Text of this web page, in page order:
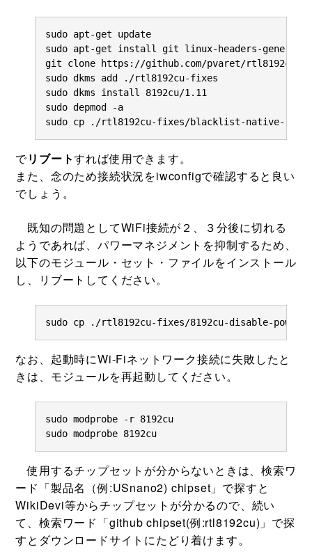
sudo apt-get update
sudo apt-get install git linux-headers-generic
git clone https://github.com/pvaret/rtl8192cu-
sudo dkms add ./rtl8192cu-fixes
sudo dkms install 8192cu/1.11
sudo depmod -a
sudo cp ./rtl8192cu-fixes/blacklist-native-
でリブートすれば使用できます。
また、念のため接続状況をiwconfigで確認すると良い
でしょう。
既知の問題としてWiFi接続が２、３分後に切れる
ようであれば、パワーマネジメントを抑制するため、
以下のモジュール・セット・ファイルをインストール
し、リブートしてください。
sudo cp ./rtl8192cu-fixes/8192cu-disable-power-
なお、起動時にWi-Fiネットワーク接続に失敗したと
きは、モジュールを再起動してください。
sudo modprobe -r 8192cu
sudo modprobe 8192cu
使用するチップセットが分からないときは、検索ワ
ード「製品名（例:USnano2) chipset」で探すと
WikiDevi等からチップセットが分かるので、続い
て、検索ワード「github chipset(例:rtl8192cu)」で探
すとダウンロードサイトにたどり着けます。